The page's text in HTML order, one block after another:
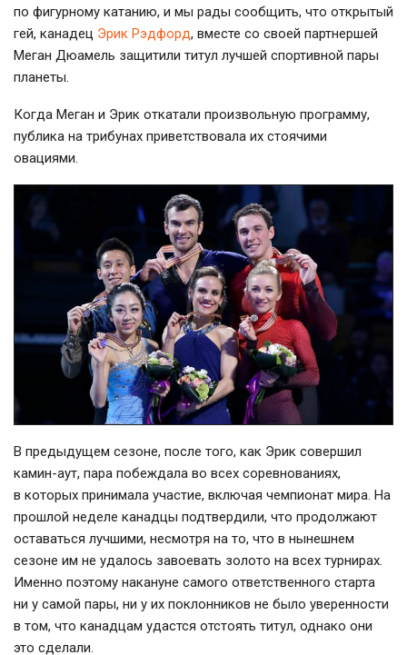
по фигурному катанию, и мы рады сообщить, что открытый
гей, канадец Эрик Рэдфорд, вместе со своей партнершей
Меган Дюамель защитили титул лучшей спортивной пары
планеты.
Когда Меган и Эрик откатали произвольную программу,
публика на трибунах приветствовала их стоячими
овациями.
В предыдущем сезоне, после того, как Эрик совершил
камин-аут, пара побеждала во всех соревнованиях,
в которых принимала участие, включая чемпионат мира. На
прошлой неделе канадцы подтвердили, что продолжают
оставаться лучшими, несмотря на то, что в нынешнем
сезоне им не удалось завоевать золото на всех турнирах.
Именно поэтому накануне самого ответственного старта
ни у самой пары, ни у их поклонников не было уверенности
в том, что канадцам удастся отстоять титул, однако они
это сделали.